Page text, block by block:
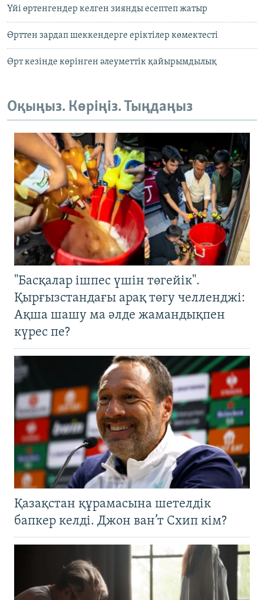
Үйі өртенгендер келген зиянды есептеп жатыр
Өрттен зардап шеккендерге еріктілер көмектесті
Өрт кезінде көрінген әлеуметтік қайырымдылық
Оқыңыз. Көріңіз. Тыңдаңыз
"Басқалар ішпес үшін төгейік".
Қырғызстандағы арақ төгу челленджі:
Ақша шашу ма әлде жамандықпен
күрес пе?
Қазақстан құрамасына шетелдік
бапкер келді. Джон ван’т Схип кім?